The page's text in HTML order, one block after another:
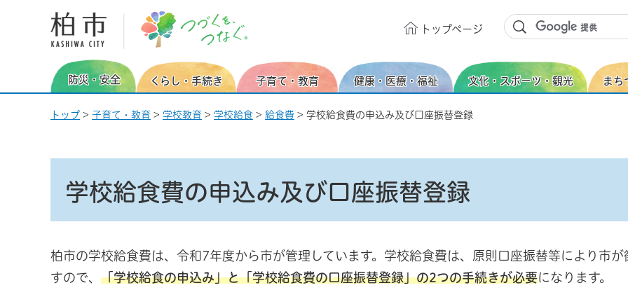
柏市 つづくを、つなぐ。
トップページ
防災・安全 くらし・手続き 子育て・教育 健康・医療・福祉 文化・スポーツ・観光 まち
トップ > 子育て・教育 > 学校教育 > 学校給食 > 給食費 > 学校給食費の申込み及び口座振替登録
学校給食費の申込み及び口座振替登録
柏市の学校給食費は、令和7年度から市が管理しています。学校給食費は、原則口座振替等により市が
すので、 「学校給食の申込み」と「学校給食費の口座振替登録」の2つの手続きが必要になります。